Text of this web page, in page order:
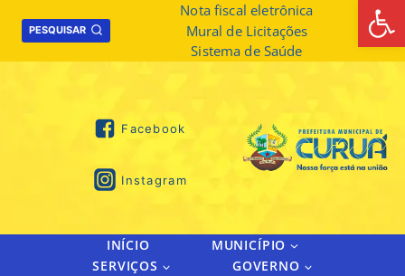
PESQUISAR
Nota fiscal eletrônica
Mural de Licitações
Sistema de Saúde
Facebook
Instagram
INÍCIO
MUNICÍPIO
SERVIÇOS
GOVERNO